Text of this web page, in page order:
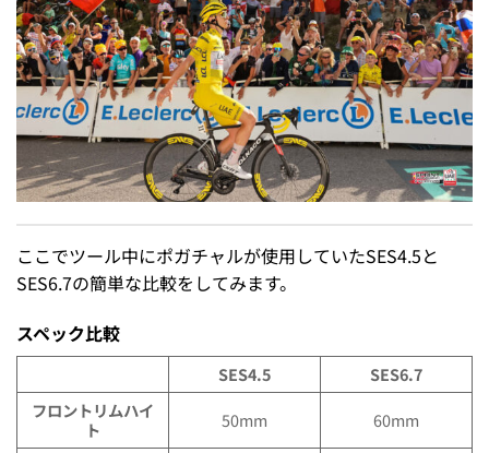
ここでツール中にポガチャルが使用していたSES4.5と
SES6.7の簡単な比較をしてみます。
スペック比較
SES4.5
SES6.7
フロントリムハイ
ト
50mm
60mm